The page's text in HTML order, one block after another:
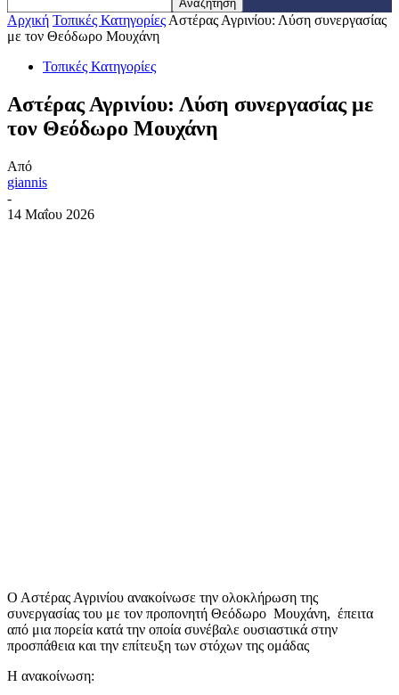
Αρχική Τοπικές Κατηγορίες Αστέρας Αγρινίου: Λύση συνεργασίας
με τον Θεόδωρο Μουχάνη
Τοπικές Κατηγορίες
Αστέρας Αγρινίου: Λύση συνεργασίας με
τον Θεόδωρο Μουχάνη
Από
giannis
-
14 Μαΐου 2026
Ο Αστέρας Αγρινίου ανακοίνωσε την ολοκλήρωση της
συνεργασίας του με τον προπονητή Θεόδωρο Μουχάνη, έπειτα
από μια πορεία κατά την οποία συνέβαλε ουσιαστικά στην
προσπάθεια και την επίτευξη των στόχων της ομάδας
Η ανακοίνωση: